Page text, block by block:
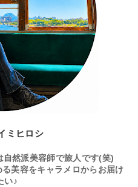
ミヒロシ
然派美容師で旅人です(笑)
美容をキャラメロからお届け
い♪